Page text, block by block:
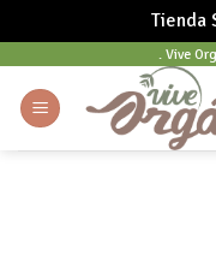
Tienda
content
. Vive